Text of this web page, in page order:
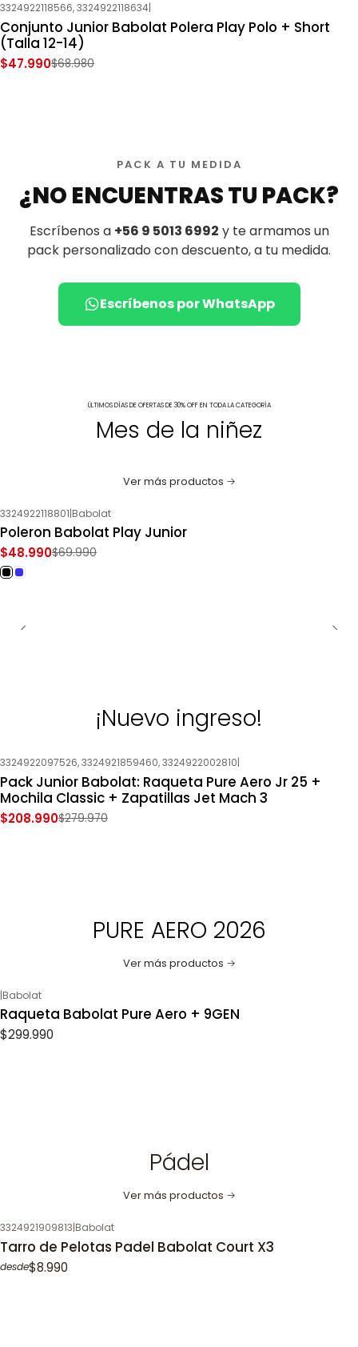
-30%OFF
Nuevo
3324922118566, 3324922118634|
Conjunto Junior Babolat Polera Play Polo + Short
(Talla 12-14)
$47.990$68.980
PACK A TU MEDIDA
¿NO ENCUENTRAS TU PACK?
Escríbenos a +56 9 5013 6992 y te armamos un
pack personalizado con descuento, a tu medida.
Escríbenos por WhatsApp
ÚLTIMOS DÍAS DE OFERTAS DE 30% OFF EN TODA LA CATEGORÍA
Mes de la niñez
Ver más productos
-30%OFF
3324922118801|Babolat
Poleron Babolat Play Junior
$48.990$69.990
¡Nuevo ingreso!
-25% OFF
Nuevo
3324922097526, 3324921859460, 3324922002810|
Pack Junior Babolat: Raqueta Pure Aero Jr 25 +
Mochila Classic + Zapatillas Jet Mach 3
$208.990$279.970
PURE AERO 2026
Ver más productos
|Babolat
Raqueta Babolat Pure Aero + 9GEN
$299.990
Pádel
Ver más productos
3324921909813|Babolat
Tarro de Pelotas Padel Babolat Court X3
desde$8.990